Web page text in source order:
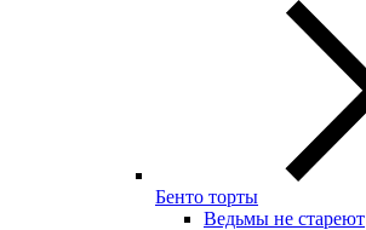
Бенто торты
Ведьмы не стареют